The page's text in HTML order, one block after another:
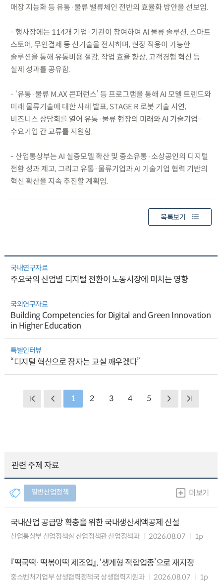
매장 지능화 등 유통·물류 밸류체인 전반의 효율화 방안을 선보임.
- 행사장에는 114개 기업·기관이 참여하여 AI 물류 솔루션, 스마트
스토어, 무인결제 등 신기술을 전시하며, 현장 적용이 가능한
솔루션을 통해 유통비용 절감, 작업 효율 향상, 고객경험 혁신 등
실제 성과를 공유함.
- ‘유통·물류 M.AX 콘퍼런스’ 등 프로그램을 통해 AI 모델 트렌드와
미래 물류기술에 대한 사례 발표, STAGE R 로봇 기술 시연,
비즈니스 상담회를 열어 유통·물류 현장의 미래와 AI 기술기업-
수요기업 간 교류를 지원함.
- 산업통상부는 AI 실증모델 확산 및 중소유통·소상공인의 디지털
전환 성과 제고, 그리고 유통·물류기업과 AI 기술기업 협력 기반의
혁신 확산을 지속 추진할 계획임.
목록보기
국내연구자료
주요국의 산업별 디지털 전환이 노동시장에 미치는 영향
국외연구자료
Building Competencies for Digital and Green Innovation
in Higher Education
특별인터뷰
“디지털 혁신으로 잠자는 교실 깨우겠다”
1 2 3 4 5
관련 주제 자료
일반산업정책 더보기
국내산업 공급망 확충을 위한 국내생산세액공제 신설
산업통상부 산업정책실 산업정책관 산업정책과 2026.08.07 1p
『떡국떡·떡볶이떡 제조업』, ‘생계형 적합업종’으로 재지정
중소벤처기업부 상생협력정책국 상생협력지원과 2026.08.07 1p